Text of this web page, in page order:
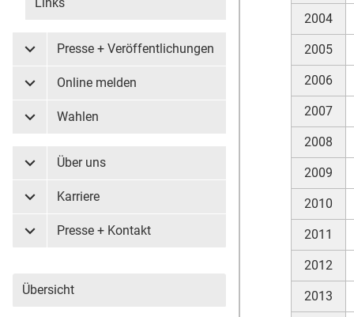
Untermenü Presse + Veröffentlichungen
Presse + Veröffentlichungen
Untermenü Online melden
Online melden
Untermenü Wahlen
Wahlen
Untermenü Über uns
Über uns
Untermenü Karriere
Karriere
Untermenü Presse + Kontakt
Presse + Kontakt
Übersicht
2004
2005
2006
2007
2008
2009
2010
2011
2012
2013